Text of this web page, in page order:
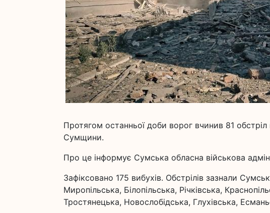
Протягом останньої доби ворог вчинив 81
Сумщини.
Про це інформує Сумська обласна військова
Зафіксовано 175 вибухів. Обстрілів зазнали
Миропільська, Білопільська, Річківська,
Тростянецька, Новослобідська, Глухівська,